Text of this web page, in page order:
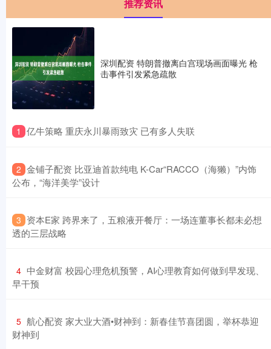
推荐资讯
深圳配资 特朗普撤离白宫现场画面曝光 枪
击事件引发紧急疏散
1 ​亿牛策略 重庆永川暴雨致灾 已有多人失联
2 ​金铺子配资 比亚迪首款纯电 K-Car“RACCO（海獭）”内饰
公布，“海洋美学”设计
3 ​资本E家 跨界来了，五粮液开餐厅：一场连董事长都未必想
透的三层战略
4 ​中金财富 校园心理危机预警，AI心理教育如何做到早发现、
早干预
5 ​航心配资 家大业大酒•财神到：新春佳节喜团圆，举杯恭迎
财神到